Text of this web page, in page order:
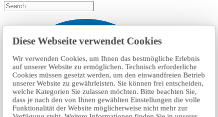
Diese Webseite verwendet Cookies
Wir verwenden Cookies, um Ihnen das bestmögliche Erlebnis
auf unserer Website zu ermöglichen. Technisch erforderliche
Cookies müssen gesetzt werden, um den einwandfreien Betrieb
unserer Website zu gewährleisten. Sie können frei entscheiden,
welche Kategorien Sie zulassen möchten. Bitte beachten Sie,
dass je nach den von Ihnen gewählten Einstellungen die volle
Funktionalität der Website möglicherweise nicht mehr zur